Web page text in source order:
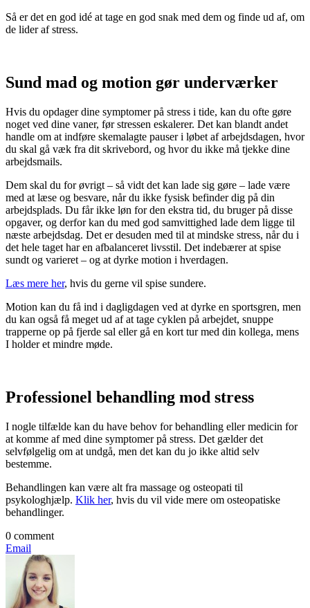
Så er det en god idé at tage en god snak med dem og finde ud af, om
de lider af stress.
Sund mad og motion gør underværker
Hvis du opdager dine symptomer på stress i tide, kan du ofte gøre
noget ved dine vaner, før stressen eskalerer. Det kan blandt andet
handle om at indføre skemalagte pauser i løbet af arbejdsdagen, hvor
du skal gå væk fra dit skrivebord, og hvor du ikke må tjekke dine
arbejdsmails.
Dem skal du for øvrigt – så vidt det kan lade sig gøre – lade være
med at læse og besvare, når du ikke fysisk befinder dig på din
arbejdsplads. Du får ikke løn for den ekstra tid, du bruger på disse
opgaver, og derfor kan du med god samvittighed lade dem ligge til
næste arbejdsdag. Det er desuden med til at mindske stress, når du i
det hele taget har en afbalanceret livsstil. Det indebærer at spise
sundt og varieret – og at dyrke motion i hverdagen.
Læs mere her, hvis du gerne vil spise sundere.
Motion kan du få ind i dagligdagen ved at dyrke en sportsgren, men
du kan også få meget ud af at tage cyklen på arbejdet, snuppe
trapperne op på fjerde sal eller gå en kort tur med din kollega, mens
I holder et mindre møde.
Professionel behandling mod stress
I nogle tilfælde kan du have behov for behandling eller medicin for
at komme af med dine symptomer på stress. Det gælder det
selvfølgelig om at undgå, men det kan du jo ikke altid selv
bestemme.
Behandlingen kan være alt fra massage og osteopati til
psykologhjælp. Klik her, hvis du vil vide mere om osteopatiske
behandlinger.
0 comment
Email